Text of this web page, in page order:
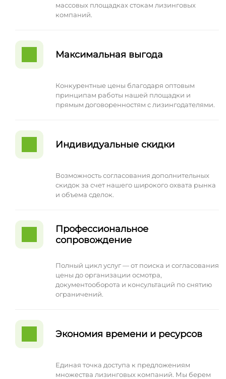
массовых площадках стокам лизинговых
компаний.
Максимальная выгода
Конкурентные цены благодаря оптовым
принципам работы нашей площадки и
прямым договоренностям с лизингодателями.
Индивидуальные скидки
Возможность согласования дополнительных
скидок за счет нашего широкого охвата рынка
и объема сделок.
Профессиональное
сопровождение
Полный цикл услуг — от поиска и согласования
цены до организации осмотра,
документооборота и консультаций по снятию
ограничений.
Экономия времени и ресурсов
Единая точка доступа к предложениям
множества лизинговых компаний. Мы берем